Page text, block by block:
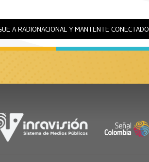
A RADIONACIONAL Y MANTENTE CONECTADO